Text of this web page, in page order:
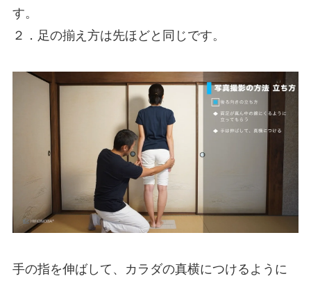
す。
２．足の揃え方は先ほどと同じです。
手の指を伸ばして、カラダの真横につけるように